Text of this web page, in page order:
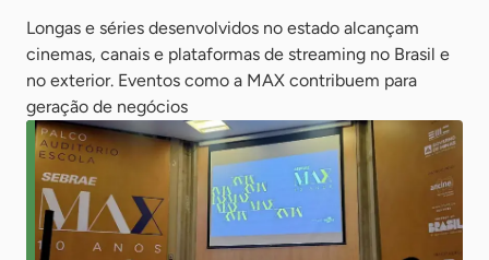
Longas e séries desenvolvidos no estado alcançam
cinemas, canais e plataformas de streaming no Brasil e
no exterior. Eventos como a MAX contribuem para
geração de negócios